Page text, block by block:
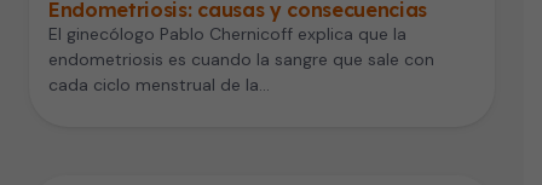
Endometriosis: causas y consecuencias
El ginecólogo Pablo Chernicoff explica que la
endometriosis es cuando la sangre que sale con
cada ciclo menstrual de la…